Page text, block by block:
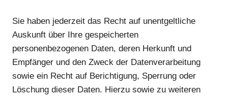
Sie haben jederzeit das Recht auf unentgeltliche
Auskunft über Ihre gespeicherten
personenbezogenen Daten, deren Herkunft und
Empfänger und den Zweck der Datenverarbeitung
sowie ein Recht auf Berichtigung, Sperrung oder
Löschung dieser Daten. Hierzu sowie zu weiteren